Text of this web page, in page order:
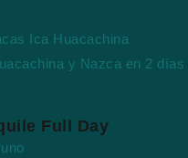
Ica Huacachina
y Nazca en 2 días
Full Day